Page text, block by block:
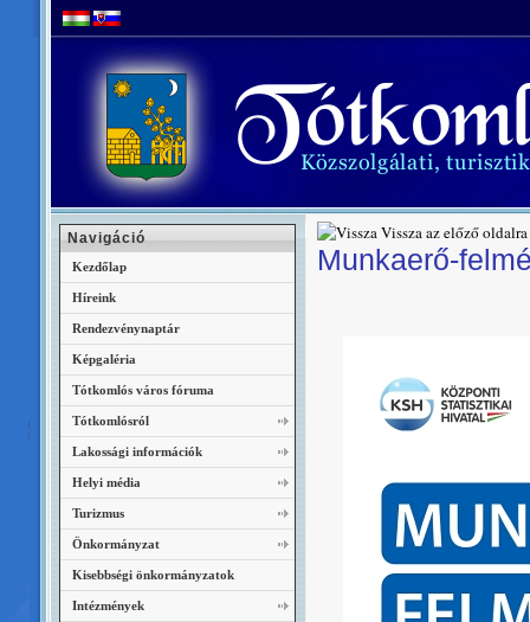
Vissza az előző oldalra
Munkaerő-
Navigáció
Kezdőlap
Híreink
Rendezvénynaptár
Képgaléria
Tótkomlós város fóruma
Tótkomlósról
Lakossági információk
Helyi média
Turizmus
Önkormányzat
Kisebbségi önkormányzatok
Intézmények